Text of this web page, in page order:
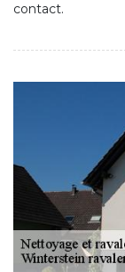
contact.